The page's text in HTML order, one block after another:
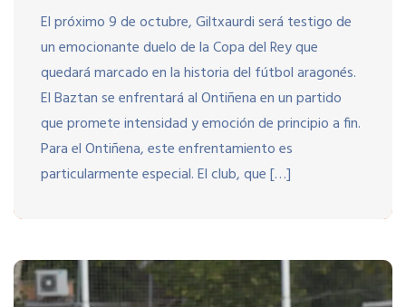
El próximo 9 de octubre, Giltxaurdi será testigo de
un emocionante duelo de la Copa del Rey que
quedará marcado en la historia del fútbol aragonés.
El Baztan se enfrentará al Ontiñena en un partido
que promete intensidad y emoción de principio a fin.
Para el Ontiñena, este enfrentamiento es
particularmente especial. El club, que […]